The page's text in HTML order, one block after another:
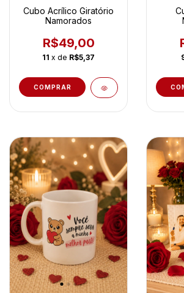
Cubo Acrílico Giratório
Namorados
R$49,00
11 x de R$5,37
COMPRAR